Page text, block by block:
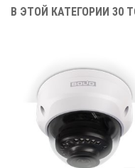
В ЭТОЙ КАТЕГОРИИ 30